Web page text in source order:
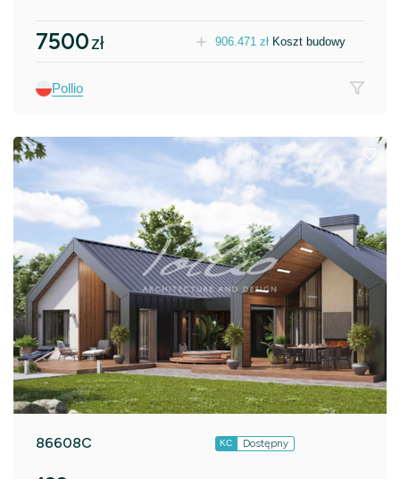
7500zł 906.471 zł Koszt budowy
Pollio
86608C KC Dostępny